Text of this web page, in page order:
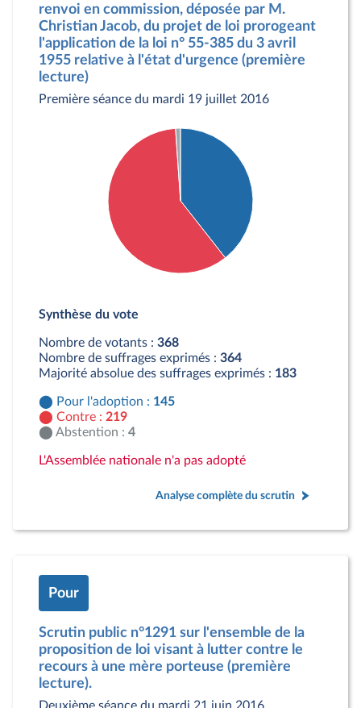
renvoi en commission, déposée par M.
Christian Jacob, du projet de loi prorogeant
l'application de la loi n° 55-385 du 3 avril
1955 relative à l'état d'urgence (première
lecture)
Première séance du mardi 19 juillet 2016
Contre : 219 députés
Synthèse du vote
Nombre de votants : 368
Nombre de suffrages exprimés : 364
Majorité absolue des suffrages exprimés : 183
Pour l'adoption : 145
Contre : 219
Abstention : 4
L'Assemblée nationale n'a pas adopté
Analyse complète du scrutin
Pour
Scrutin public n°1291 sur l'ensemble de la
proposition de loi visant à lutter contre le
recours à une mère porteuse (première
lecture).